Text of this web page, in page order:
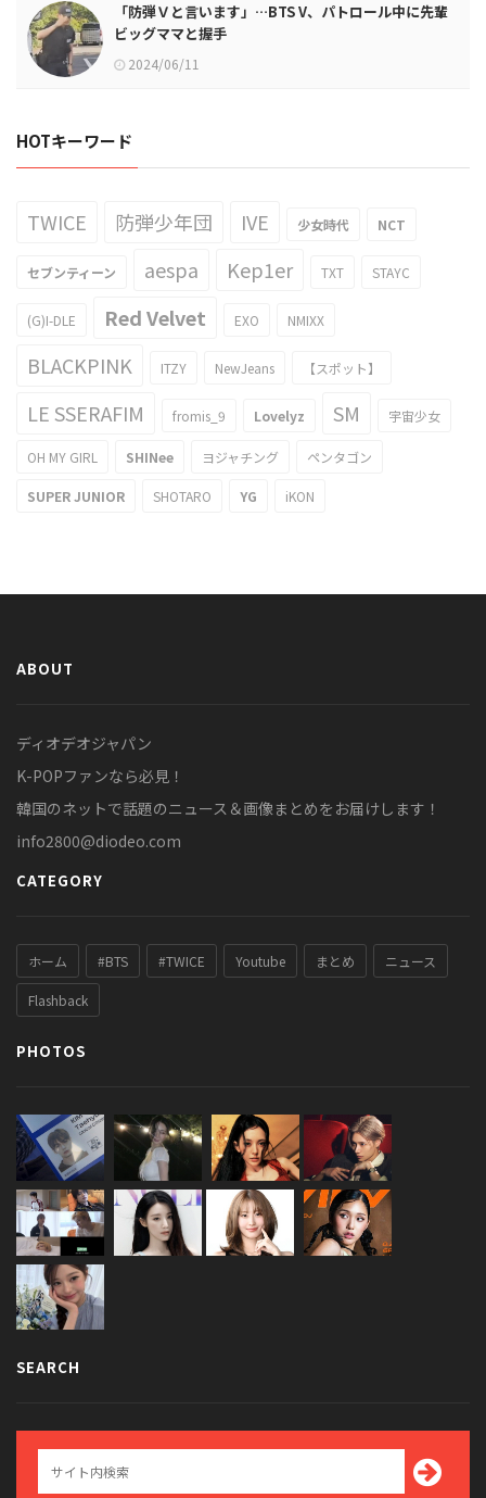
「防弾Ｖと言います」…BTS V、パトロール中に先輩
ビッグママと握手
2024/06/11
HOTキーワード
TWICE 防弾少年団 IVE 少女時代 NCT
セブンティーン aespa Kep1er TXT STAYC
(G)I-DLE Red Velvet EXO NMIXX
BLACKPINK ITZY NewJeans 【スポット】
LE SSERAFIM fromis_9 Lovelyz SM 宇宙少女
OH MY GIRL SHINee ヨジャチング ペンタゴン
SUPER JUNIOR SHOTARO YG iKON
ABOUT
ディオデオジャパン
K-POPファンなら必見！
韓国のネットで話題のニュース＆画像まとめをお届けします！
info2800@diodeo.com
CATEGORY
ホーム #BTS #TWICE Youtube まとめ ニュース
Flashback
PHOTOS
SEARCH